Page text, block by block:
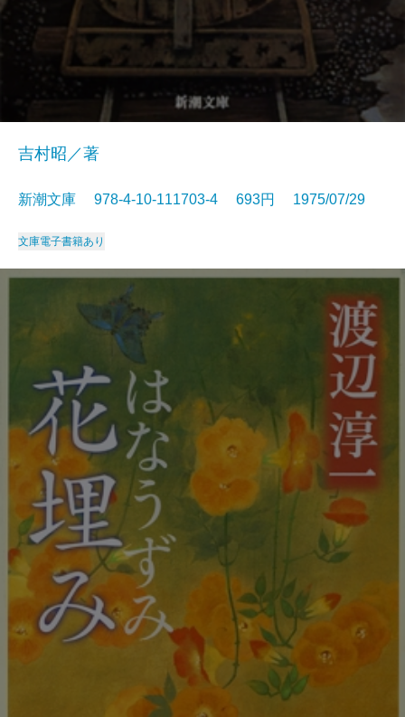
吉村昭／著
新潮文庫 978-4-10-111703-4 693円 1975/07/29
文庫電子書籍あり